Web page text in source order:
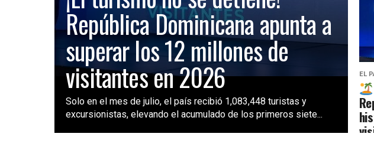
República Dominicana apunta a
superar los 12 millones de
visitantes en 2026
Solo en el mes de julio, el país recibió 1,083,448 turistas y
excursionistas, elevando el acumulado de los primeros siete...
EL